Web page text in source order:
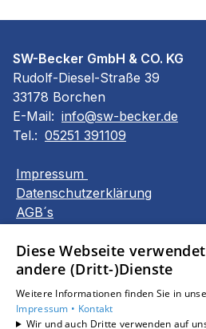
SW-Becker GmbH & CO. KG
Rudolf-Diesel-Straße 39
33178 Borchen
E-Mail: info@sw-becker.de
Tel.: 05251 391109
Impressum
Datenschutzerklärung
AGB´s
Unsere Bereiche
Privatkunden
Gewerbekunden
Diese Webseite
andere (Dritt-)Dienste
Weitere Informationen finden Sie in
Impressum • Kontakt
Wir und auch Dritte verwenden auf